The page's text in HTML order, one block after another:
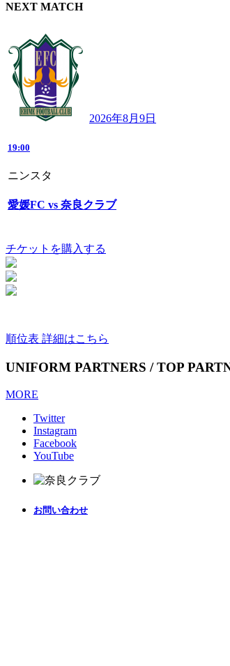
NEXT MATCH
2026年8月9日
19:00
ニンスタ
愛媛FC vs 奈良クラブ
チケットを購入する
順位表 詳細はこちら
UNIFORM PARTNERS / TOP
MORE
Twitter
Instagram
Facebook
YouTube
お問い合わせ